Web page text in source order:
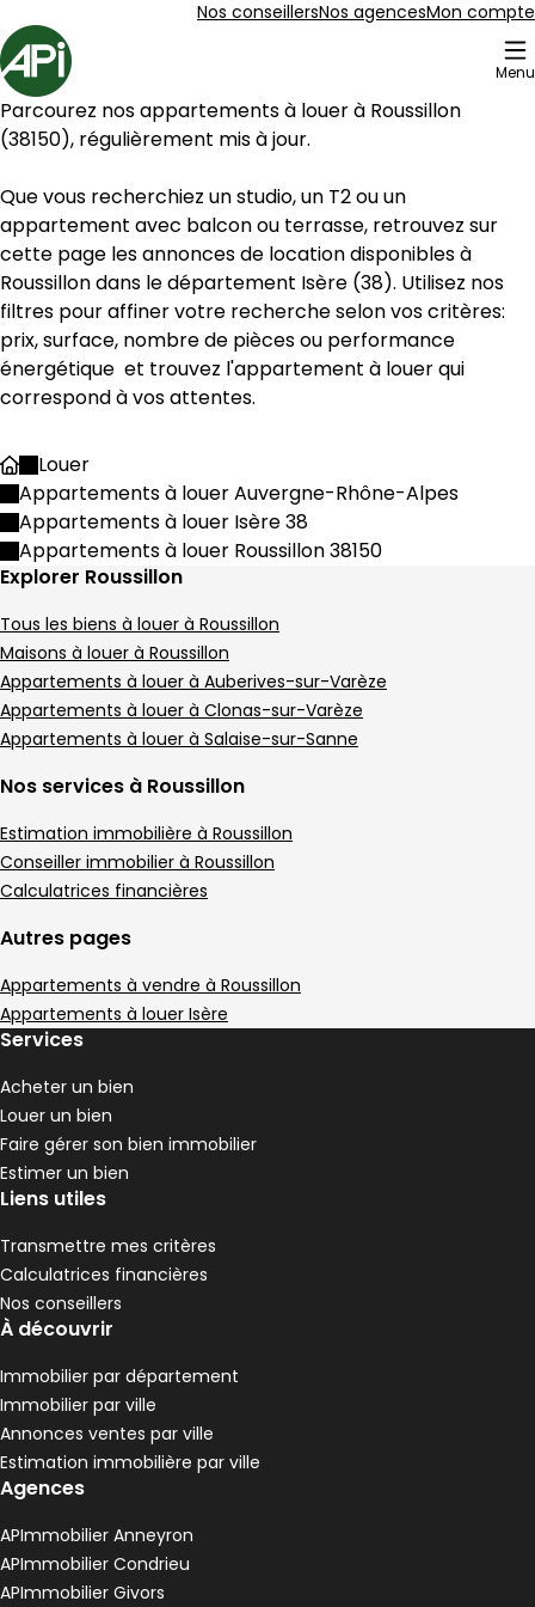
Nos conseillersNos agencesMon compte
Accueil
Menu
10 Appartements à louer Roussillon (38150)
45 m² 2 pièces Le Péage-de-
Aller à l'image1
Aller à l'image2
Aller à l'image3
Aller à l'image4
Aller à l'image5
714 €
Le Péage-de-Roussillon - 38550
Appartement • 2 pièces • 45 m²
DPE :
C 1 chambre 1 Terrasse
Terrain 50 m²
49 m² 2 pièces Roussillon
Aller à l'image 1
Aller à l'image2
Aller à l'image3
Aller à l'image4
Aller à l'image 5
511 €
Roussillon - 38150
Appartement • 2 pièces • 49 m²
DPE :
,
82 m² 4 pièces Roussillon
Aller à l'image
Aller à l'image
Aller à l'image
Aller à l'image
Aller à l'image
139 000 €
Roussillon - 38150
Appartement • 4 pièces • 82 m²
DPE : 3 chambres
,
Aller à l'image1
Aller à l'image2
Aller à l'image3
Aller à l'image4
Parcourez nos appartements à louer à Roussillon
(38150), régulièrement mis à jour.
Que vous recherchiez un studio, un T2 ou un
appartement avec balcon ou terrasse, retrouvez sur
Roussillon dans le département Isère (38). Utilisez nos
filtres pour affiner votre recherche selon vos critères:
prix, surface, nombre de pièces ou performance
énergétique  et trouvez l'appartement à louer qui
correspond à vos attentes.
AccueilLouer
Appartements à louer Auvergne-Rhône-Alpes
Appartements à louer Isère 38
Appartements à louer Roussillon 38150
Explorer Roussillon
Tous les biens à louer à Roussillon
Maisons à louer à Roussillon
Appartements à louer à Auberives-sur-Varèze
Appartements à louer à Clonas-sur-Varèze
Appartements à louer à Salaise-sur-Sanne
Nos services à Roussillon
Estimation immobilière à Roussillon
Conseiller immobilier à Roussillon
Calculatrices financières
Autres pages
Appartements à vendre à Roussillon
Appartements à louer Isère
Services
Acheter un bien
Louer un bien
Faire gérer son bien immobilier
Estimer un bien
Liens utiles
Transmettre mes critères
Calculatrices financières
Nos conseillers
À découvrir
Immobilier par département
Immobilier par ville
Annonces ventes par ville
Estimation immobilière par ville
Agences
APImmobilier Anneyron
APImmobilier Condrieu
APImmobilier Givors